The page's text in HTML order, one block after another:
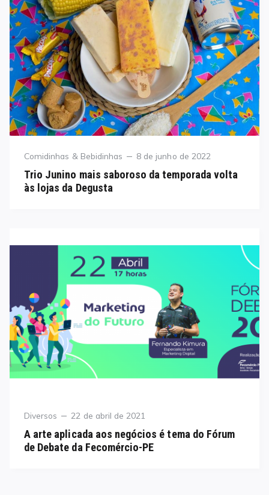
Category
Comidinhas & Bebidinhas
Posted
8 de junho de 2022
Trio Junino mais saboroso da temporada volta
às lojas da Degusta
Category
Diversos
Posted
22 de abril de 2021
A arte aplicada aos negócios é tema do Fórum
de Debate da Fecomércio-PE